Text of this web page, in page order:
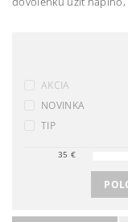
AKCIA
NOVINKA
TIP
35 €